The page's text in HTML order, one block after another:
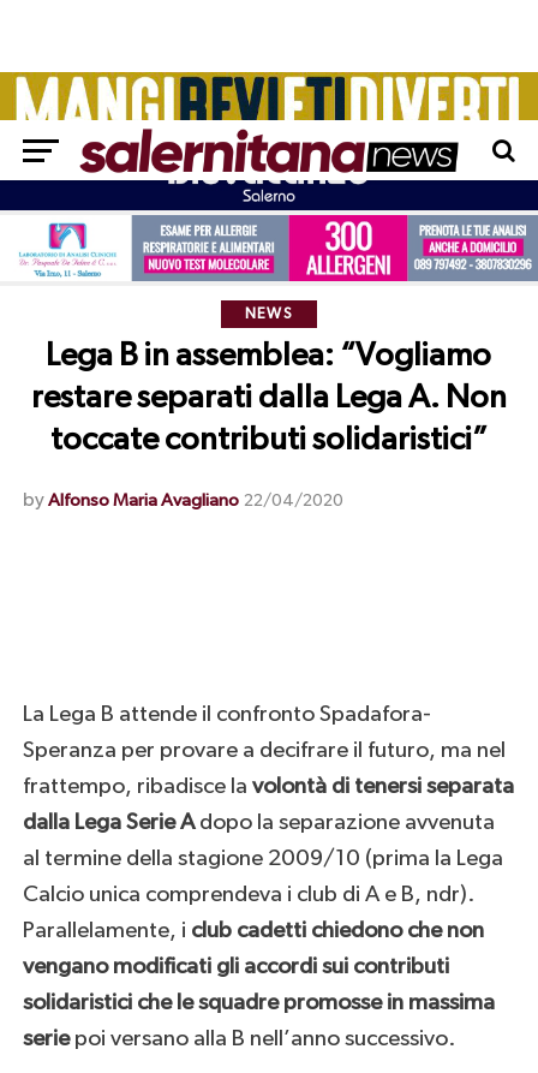
NEWS
Lega B in assemblea: “Vogliamo
restare separati dalla Lega A. Non
toccate contributi solidaristici”
by Alfonso Maria Avagliano 22/04/2020
La Lega B attende il confronto Spadafora-
Speranza per provare a decifrare il futuro, ma nel
frattempo, ribadisce la volontà di tenersi separata
dalla Lega Serie Adopo la separazione avvenuta
al termine della stagione 2009/10 (prima la Lega
Calcio unica comprendeva i club di A e B, ndr).
Parallelamente, i club cadetti chiedono che non
vengano modificati gli accordi sui contributi
solidaristici che le squadre promosse in massima
seriepoi versano alla B nell’anno successivo.